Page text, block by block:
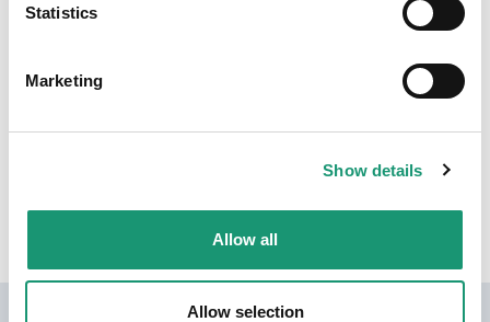
Statistics
Marketing
Show details
Allow all
Allow selection